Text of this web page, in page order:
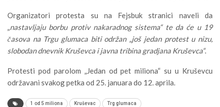
Organizatori protesta su na Fejsbuk stranici naveli da
„nastavljaju borbu protiv nakaradnog sistema“ te da će u 19
časova na Trgu glumaca biti održan „još jedan protest u nizu,
slobodan dnevnik Kruševca i javna tribina gradjana Kruševca“.
Protesti pod parolom „Jedan od pet miliona“ su u Kruševcu
održavani svakog petka od 25. januara do 12. aprila.
1 od 5 miliona Kruševac Trg glumaca